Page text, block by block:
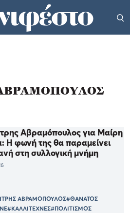
Αβραμόπουλος για Μαίρη
Η φωνή της θα παραμείνει
στη συλλογική μνήμη
ΑΒΡΑΜΟΠΟΥΛΟΣ#ΘΑΝΑΤΟΣ
#ΚΑΛΛΙΤΕΧΝΕΣ#ΠΟΛΙΤΙΣΜΟΣ